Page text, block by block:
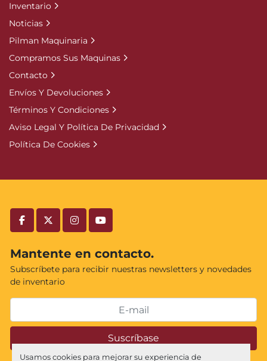
Usamos cookies para mejorar su experiencia de
facebooktwitterinstagramyoutube
Mantente en contacto.
Subscríbete para recibir nuestras newsletters y novedades
de inventario
Suscríbase
Inventario
Noticias
Pilman Maquinaria
Compramos Sus Maquinas
Contacto
Envíos Y Devoluciones
Términos Y Condiciones
Aviso Legal Y Política De Privacidad
Política De Cookies